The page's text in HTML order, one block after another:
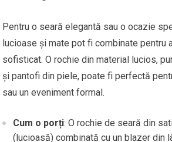
Pentru o seară elegantă sau o ocazie
lucioase și mate pot fi combinate pentru
sofisticat. O rochie din material lucios,
și pantofi din piele, poate fi perfectă
sau un eveniment formal.
Cum o porți: O rochie de seară din
(lucioasă) combinată cu un blazer din